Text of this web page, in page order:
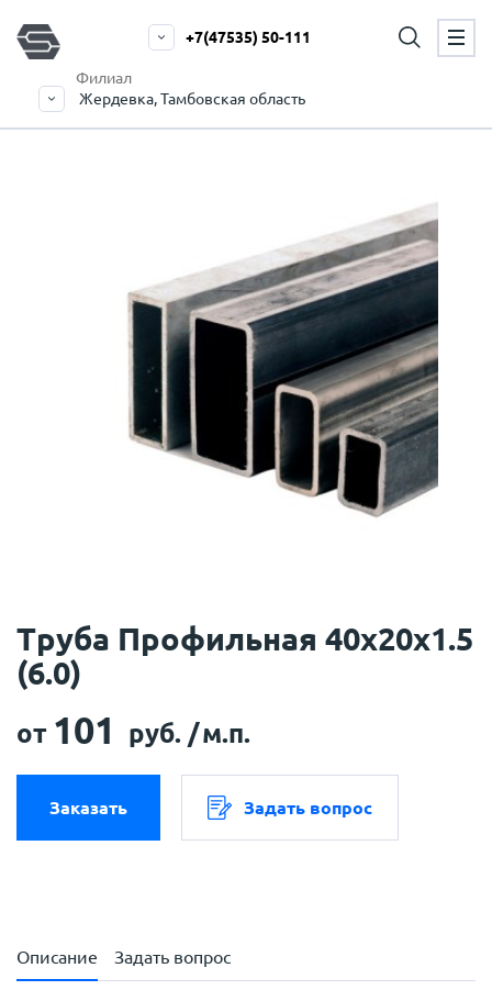
Филиал
Жердевка, Тамбовская область
+7(47535) 50-111
Труба Профильная 40х20х1.5
(6.0)
от 101 руб. /м.п.
Заказать Задать вопрос
Описание Задать вопрос